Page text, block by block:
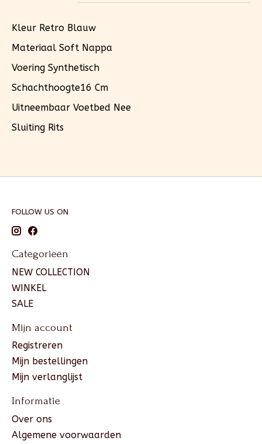
Kleur Retro Blauw
Materiaal Soft Nappa
Voering Synthetisch
Schachthoogte16 Cm
Uitneembaar Voetbed Nee
Sluiting Rits
FOLLOW US ON
Categorieën
NEW COLLECTION
WINKEL
SALE
Mijn account
Registreren
Mijn bestellingen
Mijn verlanglijst
Informatie
Over ons
Algemene voorwaarden